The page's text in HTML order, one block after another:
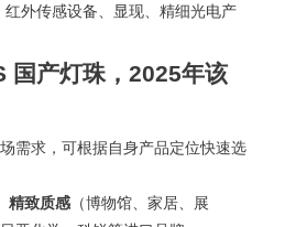
红外传感设备、显现、精细光电产
国产灯珠，2025年该
需求，可根据自身产品定位快速选
精致质感 （博物馆、家居、展